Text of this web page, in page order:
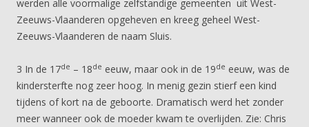
werden alle voormalige zelfstandige gemeenten uit West-
Zeeuws-Vlaanderen opgeheven en kreeg geheel West-
Zeeuws-Vlaanderen de naam Sluis.
3 In de 17de – 18de eeuw, maar ook in de 19de eeuw, was de
kindersterfte nog zeer hoog. In menig gezin stierf een kind
tijdens of kort na de geboorte. Dramatisch werd het zonder
meer wanneer ook de moeder kwam te overlijden. Zie: Chris